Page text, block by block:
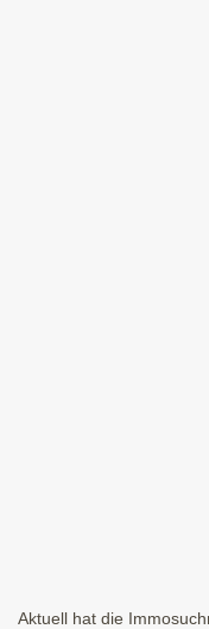
Aktuell hat die